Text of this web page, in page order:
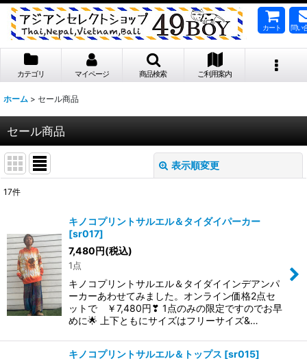
カート 問い
カテゴリ マイページ 商品検索 ご利用案内
ホーム > セール商品
セール商品
表示順変更
並び順:
絞り込む
17件
キノコプリントサルエル＆タイダイパーカー
[sr017]
7,480円(税込)
1点
キノコプリントサルエル＆タイダイインデアンパ
ーカーあわせてみました。オンライン価格2点セ
ットで ￥7,480円❣ 1点のみの限定ですのでお早
めに🌟 上下ともにサイズはフリーサイズ&…
キノコプリントサルエル＆トップス [sr015]